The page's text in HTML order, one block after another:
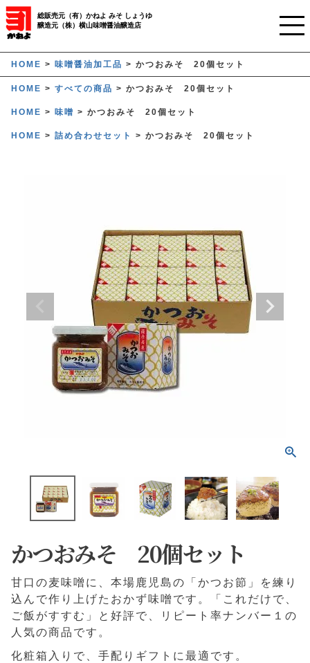
総販売元（有）かねよ みそ しょうゆ
醸造元（株）横山味噌醤油醸造店
ホーム
ご利用ガイド
かねよみそしょうゆについて
マイページ
HOME 味噌醤油加工品 かつおみそ 20個セット
HOME すべての商品 かつおみそ 20個セット
HOME 味噌 かつおみそ 20個セット
HOME 詰め合わせセット かつおみそ 20個セット
かつおみそ 20個セット
甘口の麦味噌に、本場鹿児島の「かつお節」を練り
込んで作り上げたおかず味噌です。「これだけで、
ご飯がすすむ」と好評で、リピート率ナンバー１の
人気の商品です。
化粧箱入りで、手配りギフトに最適です。